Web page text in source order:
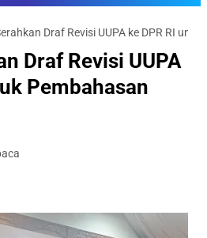
Draf Revisi UUPA ke DPR RI
Draf Revisi UUPA
Pembahasan